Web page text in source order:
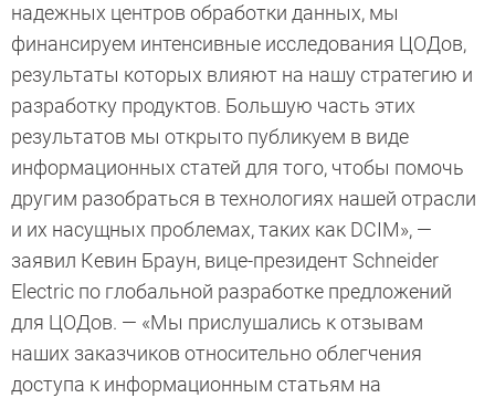
надежных центров обработки данных, мы
финансируем интенсивные исследования ЦОДов,
результаты которых влияют на нашу стратегию и
разработку продуктов. Большую часть этих
результатов мы открыто публикуем в виде
информационных статей для того, чтобы помочь
другим разобраться в технологиях нашей отрасли
и их насущных проблемах, таких как DCIM», —
заявил Кевин Браун, вице-президент Schneider
Electric по глобальной разработке предложений
для ЦОДов. — «Мы прислушались к отзывам
наших заказчиков относительно облегчения
доступа к информационным статьям на